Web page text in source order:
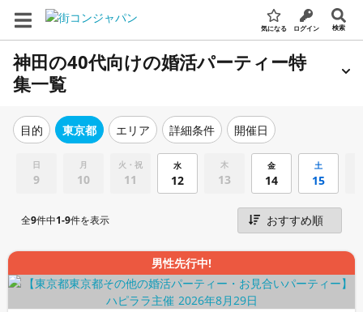
気になる ログイン 検索
神田の40代向けの婚活パーティー特
集一覧
目的 東京都 エリア 詳細条件 開催日
日
9
月
10
火・祝
11
水
12
木
13
金
14
土
15
全9件中1-9件を表示
男性先行中!